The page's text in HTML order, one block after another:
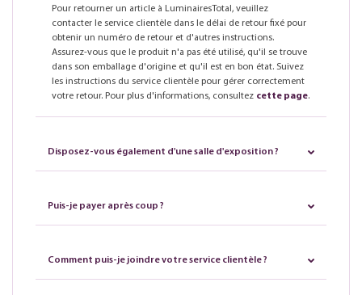
Pour retourner un article à LuminairesTotal, veuillez
contacter le service clientèle dans le délai de retour fixé pour
obtenir un numéro de retour et d'autres instructions.
Assurez-vous que le produit n'a pas été utilisé, qu'il se trouve
dans son emballage d'origine et qu'il est en bon état. Suivez
les instructions du service clientèle pour gérer correctement
votre retour. Pour plus d'informations, consultez cette page.
Disposez-vous également d'une salle d'exposition ?
Puis-je payer après coup ?
Comment puis-je joindre votre service clientèle ?